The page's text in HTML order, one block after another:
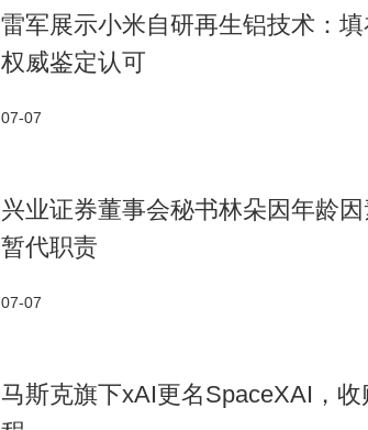
雷军展示小米自研再生铝技术：
权威鉴定认可
07-07
兴业证券董事会秘书林朵因年龄
暂代职责
07-07
马斯克旗下xAI更名SpaceXAI，